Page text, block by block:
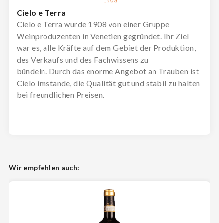
Cielo e Terra
Cielo e Terra wurde 1908 von einer Gruppe
Weinproduzenten in Venetien gegründet. Ihr Ziel
war es, alle Kräfte auf dem Gebiet der Produktion,
des Verkaufs und des Fachwissens zu
bündeln. Durch das enorme Angebot an Trauben ist
Cielo imstande, die Qualität gut und stabil zu halten
bei freundlichen Preisen.
Wir empfehlen auch: